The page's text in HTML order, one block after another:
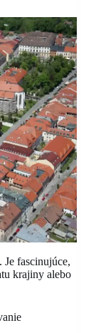
fascinujúce,
krajiny alebo